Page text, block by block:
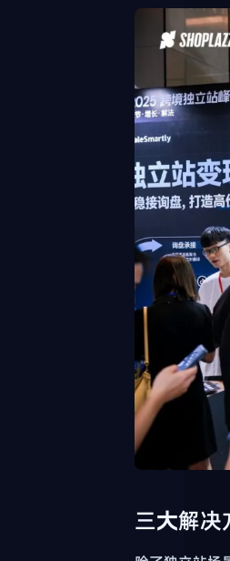
三大解决